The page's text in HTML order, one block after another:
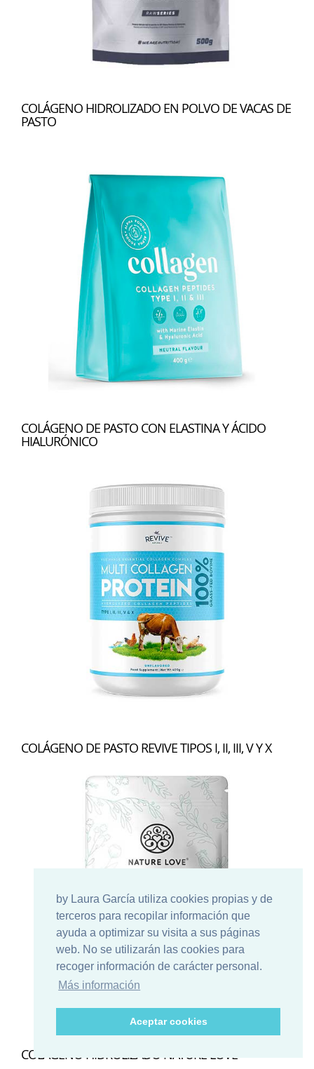
by Laura García utiliza cookies propias y de
terceros para recopilar información que
ayuda a optimizar su visita a sus páginas
web. No se utilizarán las cookies para
recoger información de carácter personal.
Más información
Aceptar cookies
COLÁGENO HIDROLIZADO EN POLVO DE VACAS DE
PASTO
COLÁGENO DE PASTO CON ELASTINA Y ÁCIDO
HIALURÓNICO
COLÁGENO DE PASTO REVIVE TIPOS I, II, III, V Y X
COLÁGENO HIDROLIZADO NATURE LOVE